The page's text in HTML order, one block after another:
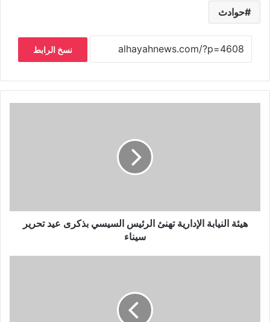
حوادث
نسخ الرابط
هيئة النيابة الإدارية تهنئ الرئيس السيسي بذكرى عيد تحرير
سيناء